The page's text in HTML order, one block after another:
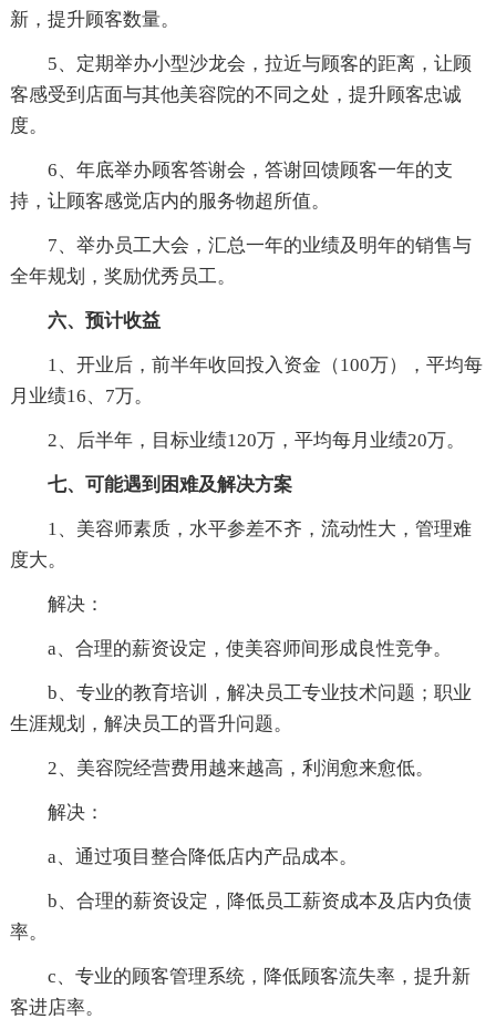
新，提升顾客数量。
5、定期举办小型沙龙会，拉近与顾客的距离，让顾
客感受到店面与其他美容院的不同之处，提升顾客忠诚
度。
6、年底举办顾客答谢会，答谢回馈顾客一年的支
持，让顾客感觉店内的服务物超所值。
7、举办员工大会，汇总一年的业绩及明年的销售与
全年规划，奖励优秀员工。
六、预计收益
1、开业后，前半年收回投入资金（100万），平均每
月业绩16、7万。
2、后半年，目标业绩120万，平均每月业绩20万。
七、可能遇到困难及解决方案
1、美容师素质，水平参差不齐，流动性大，管理难
度大。
解决：
a、合理的薪资设定，使美容师间形成良性竞争。
b、专业的教育培训，解决员工专业技术问题；职业
生涯规划，解决员工的晋升问题。
2、美容院经营费用越来越高，利润愈来愈低。
解决：
a、通过项目整合降低店内产品成本。
b、合理的薪资设定，降低员工薪资成本及店内负债
率。
c、专业的顾客管理系统，降低顾客流失率，提升新
客进店率。